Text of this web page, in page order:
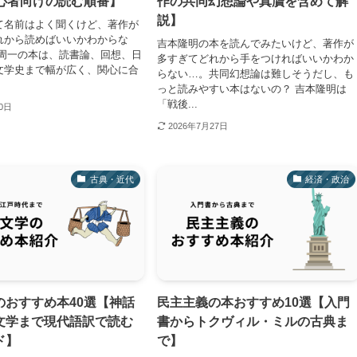
名前はよく聞くけど、著作が
から読めばいいかわからな
の本は、読書論、回想、日
学史まで幅が広く、関心に合
日
説】
吉本隆明の本を読んでみたいけど、著作が
多すぎてどれから手をつければいいかわか
らない…。共同幻想論は難しそうだし、も
っと読みやすい本はないの？ 吉本隆明は
「戦後...
2026年7月27日
古典・近代
おすすめ本40選【神話
学まで現代語訳で読む
経済・政治
民主主義の本おすすめ10選【入門
書からトクヴィル・ミルの古典ま
で】